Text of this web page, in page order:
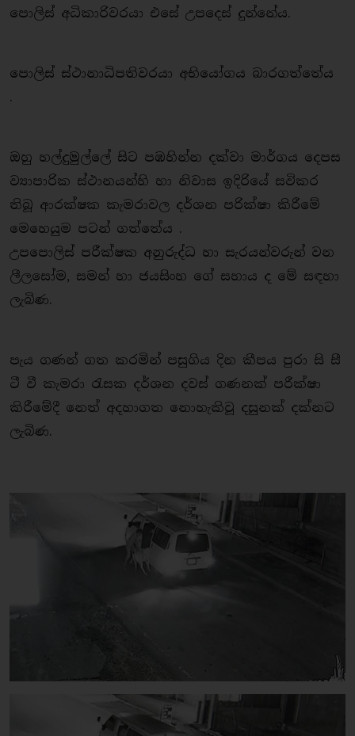
පොලිස් අධිකාරිවරයා එසේ උපදෙස් දුන්නේය.
පොලිස් ස්ථානාධිපතිවරයා අභියෝගය බාරගත්තේය
.
ඔහු හල්දුමුල්ලේ සිට පඹහින්න දක්වා මාර්ගය දෙපස
ව්‍යාපාරික ස්ථානයන්හි හා නිවාස ඉදිරියේ සවිකර
තිබූ ආරක්ෂක කැමරාවල දර්ශන පරික්ෂා කිරීමේ
මෙහෙයුම පටන් ගත්තේය .
උපපොලිස් පරීක්ෂක අනුරුද්ධ හා සැරයන්වරුන් වන
ලීලසෝම, සමන් හා ජයසිංහ ගේ සහාය ද මේ සඳහා
ලැබිණ.
පැය ගණන් ගත කරමින් පසුගිය දින කීපය පුරා සි සී
ටී වී කැමරා රැසක දර්ශන දවස් ගණනක් පරීක්ෂා
කිරීමේදී නෙත් අදහාගත නොහැකිවූ දසුනක් දක්නට
ලැබිණ.